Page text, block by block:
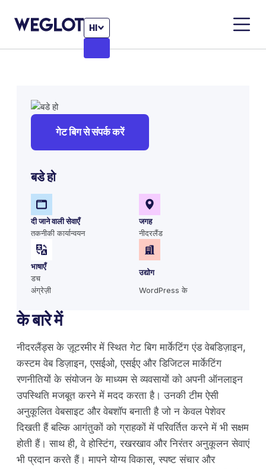
HI
गेट बिग से संपर्क करें
बडे हो
दी जाने वाली सेवाएँ
तकनीकी कार्यान्वयन
जगह
नीदरलैंड
भाषाएँ
डच
अंग्रेज़ी
उद्योग
WordPress के
के बारे में
नीदरलैंड्स के ज़ूटरमीर में स्थित गेट बिग मार्केटिंग एंड वेबडिज़ाइन,
कस्टम वेब डिज़ाइन, एसईओ, एसईए और डिजिटल मार्केटिंग
रणनीतियों के संयोजन के माध्यम से व्यवसायों को अपनी ऑनलाइन
उपस्थिति मजबूत करने में मदद करता है। उनकी टीम ऐसी
अनुकूलित वेबसाइट और वेबशॉप बनाती है जो न केवल पेशेवर
दिखती हैं बल्कि आगंतुकों को ग्राहकों में परिवर्तित करने में भी सक्षम
होती हैं। साथ ही, वे होस्टिंग, रखरखाव और निरंतर अनुकूलन सेवाएं
भी प्रदान करते हैं। मापने योग्य विकास, स्पष्ट संचार और